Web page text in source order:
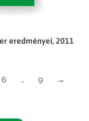
eredményei, 2011
6 … 9 →